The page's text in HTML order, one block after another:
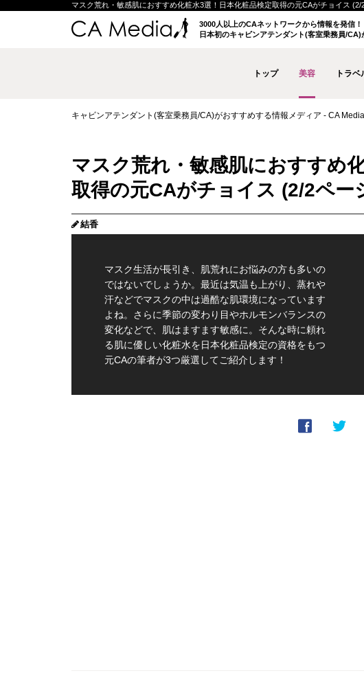
マスク荒れ・敏感肌におすすめ化粧水3選！日本化粧品検定取得の元CAがチョイス
3000人以上のCAネットワークから情報を発信！
日本初のキャビンアテンダント(客室乗務員/
トップ 美容 トラベ
キャビンアテンダント(客室乗務員/CA)がおすすめする情報メディア - CA
マスク荒れ・敏感肌におすすめ
取得の元CAがチョイス (2/2ペー
結香
マスク生活が長引き、肌荒れにお悩みの方も多いの
ではないでしょうか。最近は気温も上がり、蒸れや
汗などでマスクの中は過酷な肌環境になっています
よね。さらに季節の変わり目やホルモンバランスの
変化などで、肌はますます敏感に。そんな時に頼れ
る肌に優しい化粧水を日本化粧品検定の資格をもつ
元CAの筆者が3つ厳選してご紹介します！